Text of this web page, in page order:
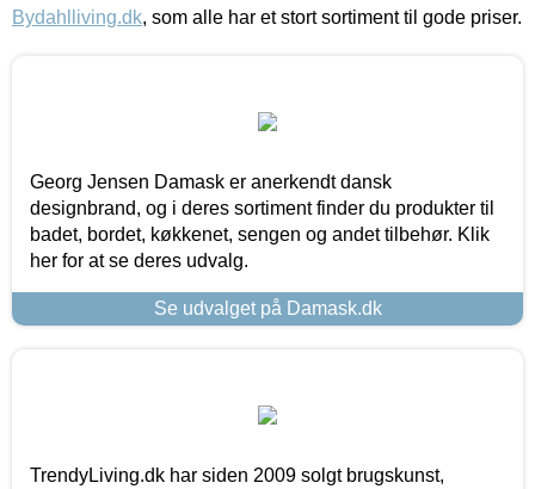
Bydahlliving.dk, som alle har et stort sortiment til gode priser.
Georg Jensen Damask er anerkendt dansk
designbrand, og i deres sortiment finder du produkter til
badet, bordet, køkkenet, sengen og andet tilbehør. Klik
her for at se deres udvalg.
Se udvalget på Damask.dk
TrendyLiving.dk har siden 2009 solgt brugskunst,